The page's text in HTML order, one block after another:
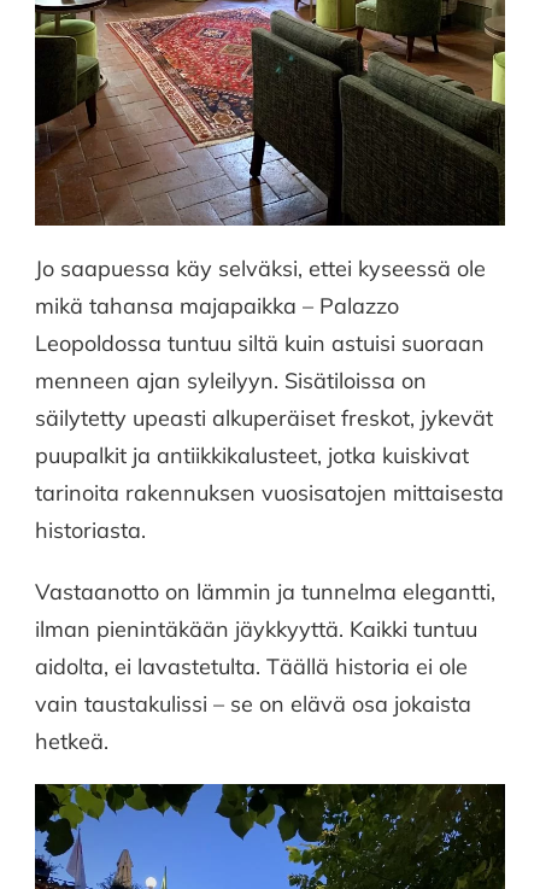
Jo saapuessa käy selväksi, ettei kyseessä ole
mikä tahansa majapaikka – Palazzo
Leopoldossa tuntuu siltä kuin astuisi suoraan
menneen ajan syleilyyn. Sisätiloissa on
säilytetty upeasti alkuperäiset freskot, jykevät
puupalkit ja antiikkikalusteet, jotka kuiskivat
tarinoita rakennuksen vuosisatojen mittaisesta
historiasta.
Vastaanotto on lämmin ja tunnelma elegantti,
ilman pienintäkään jäykkyyttä. Kaikki tuntuu
aidolta, ei lavastetulta. Täällä historia ei ole
vain taustakulissi – se on elävä osa jokaista
hetkeä.